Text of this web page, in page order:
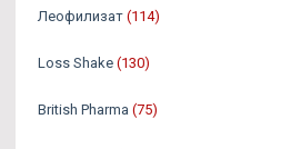
Леофилизат (114)
Loss Shake (130)
British Pharma (75)